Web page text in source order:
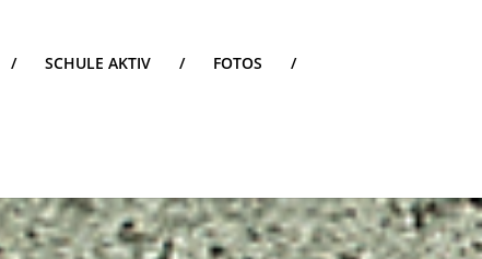
/ SCHULE AKTIV / FOTOS /